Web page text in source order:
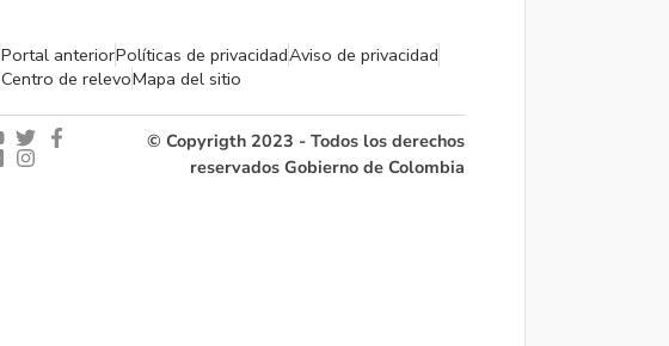
Portal anteriorPolíticas de privacidadAviso de privacidad
Centro de relevoMapa del sitio
© Copyrigth 2023 - Todos los derechos
reservados Gobierno de Colombia